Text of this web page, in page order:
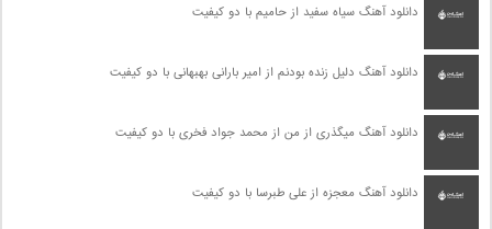
دانلود آهنگ سیاه سفید از حامیم با دو کیفیت
دانلود آهنگ دلیل زنده بودنم از امیر بارانی بهبهانی با دو کیفیت
دانلود آهنگ میگذری از من از محمد جواد فخری با دو کیفیت
دانلود آهنگ معجزه از علی طبرسا با دو کیفیت